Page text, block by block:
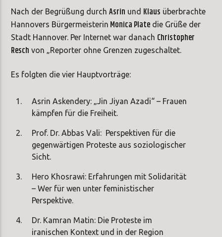
Nach der Begrüßung durchAsrin und Klaus überbrachte
Hannovers Bürgermeisterin Monica Plate die Grüße der
Stadt Hannover. Per Internet war danach Christopher
Resch von „Reporter ohne Grenzen zugeschaltet.
Es folgten die vier Hauptvorträge:
Asrin Askendery: „Jin Jiyan Azadi“ – Frauen
kämpfen für die Freiheit.
Prof. Dr. Abbas Vali: Perspektiven für die
gegenwärtigen Proteste aus soziologischer
Sicht.
Hero Khosrawi: Erfahrungen mit Solidarität
– Wer für wen unter feministischer
Perspektive.
Dr. Kamran Matin: Die Proteste im
iranischen Kontext und in der Region